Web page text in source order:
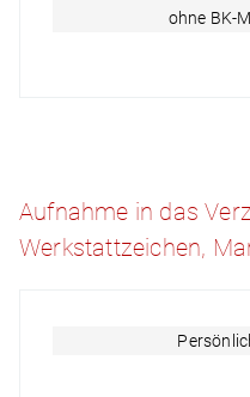
ohne BK-
Aufnahme in das
Werkstattzeichen,